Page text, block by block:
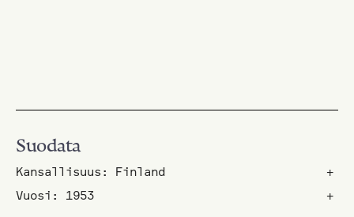
Suodata
Kansallisuus: Finland
+
Vuosi: 1953
+